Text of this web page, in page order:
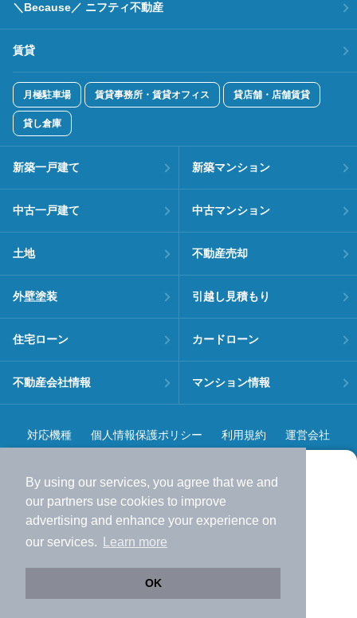
By using our services, you agree that we and
our partners use cookies to improve
advertising and enhance your experience on
our services.
Learn more
OK
より使いやすくなった
アプリで物件探ししませんか？
サクサク動く地図で物件検索
＼Because／ ニフティ不動産
賃貸
月極駐車場 賃貸事務所・賃貸オフィス 貸店舗・店舗賃貸
貸し倉庫
新築一戸建て 新築マンション
中古一戸建て 中古マンション
土地 不動産売却
外壁塗装 引越し見積もり
住宅ローン カードローン
不動産会社情報 マンション情報
対応機種 個人情報保護ポリシー 利用規約 運営会社
©NIFTY Lifestyle Co., Ltd.